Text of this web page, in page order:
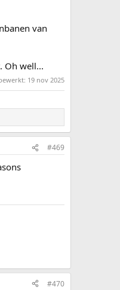
van
Oh well...
19 nov 2025
#469
#470